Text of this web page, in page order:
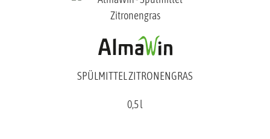
SPÜLMITTEL ZITRONENGRAS
0,5 l